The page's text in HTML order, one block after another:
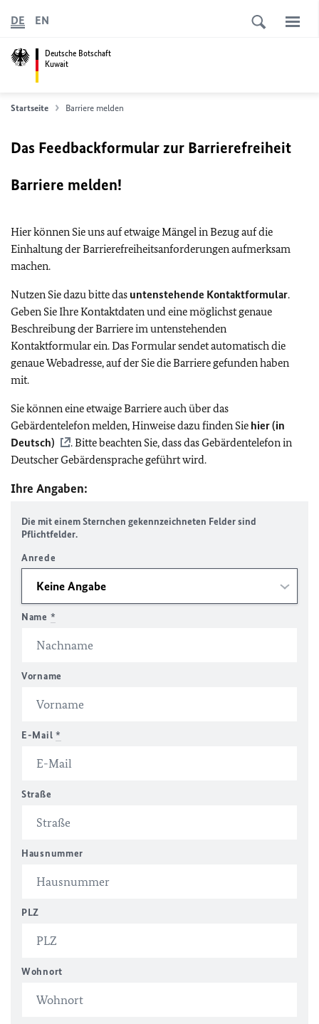
Deutsche Botschaft
Kuwait
DE EN
Startseite Barriere melden
Das Feedbackformular zur Barrierefreiheit
Barriere melden!
Hier können Sie uns auf etwaige Mängel in Bezug auf die
Einhaltung der Barrierefreiheitsanforderungen aufmerksam
machen.
Nutzen Sie dazu bitte das untenstehende Kontaktformular.
Geben Sie Ihre Kontaktdaten und eine möglichst genaue
Beschreibung der Barriere im untenstehenden
Kontaktformular ein. Das Formular sendet automatisch die
genaue Webadresse, auf der Sie die Barriere gefunden haben
mit.
Sie können eine etwaige Barriere auch über das
Gebärdentelefon melden, Hinweise dazu finden Sie hier (in
Deutsch)
. Bitte beachten Sie, dass das Gebärdentelefon in
Deutscher Gebärdensprache geführt wird.
Ihre Angaben:
Die mit einem Sternchen gekennzeichneten Felder sind
Pflichtfelder.
Anrede
Name *
Vorname
E-Mail *
Straße
Hausnummer
PLZ
Wohnort